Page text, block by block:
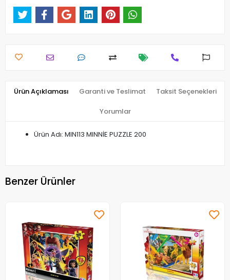
Ürün Açıklaması Garanti ve Teslimat Taksit Seçenekleri
Yorumlar
Ürün Adı: MIN113 MINNİE PUZZLE 200
Benzer Ürünler